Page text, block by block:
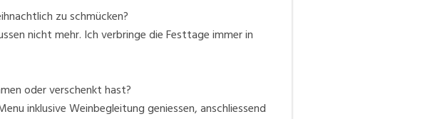
zu schmücken?
nicht mehr. Ich verbringe die Festtage immer in
oder verschenkt hast?
inklusive Weinbegleitung geniessen, anschliessend